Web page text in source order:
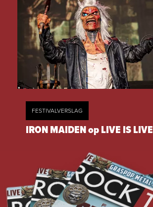
FESTIVALVERSLAG
IRON MAIDEN op LIVE IS LIVE